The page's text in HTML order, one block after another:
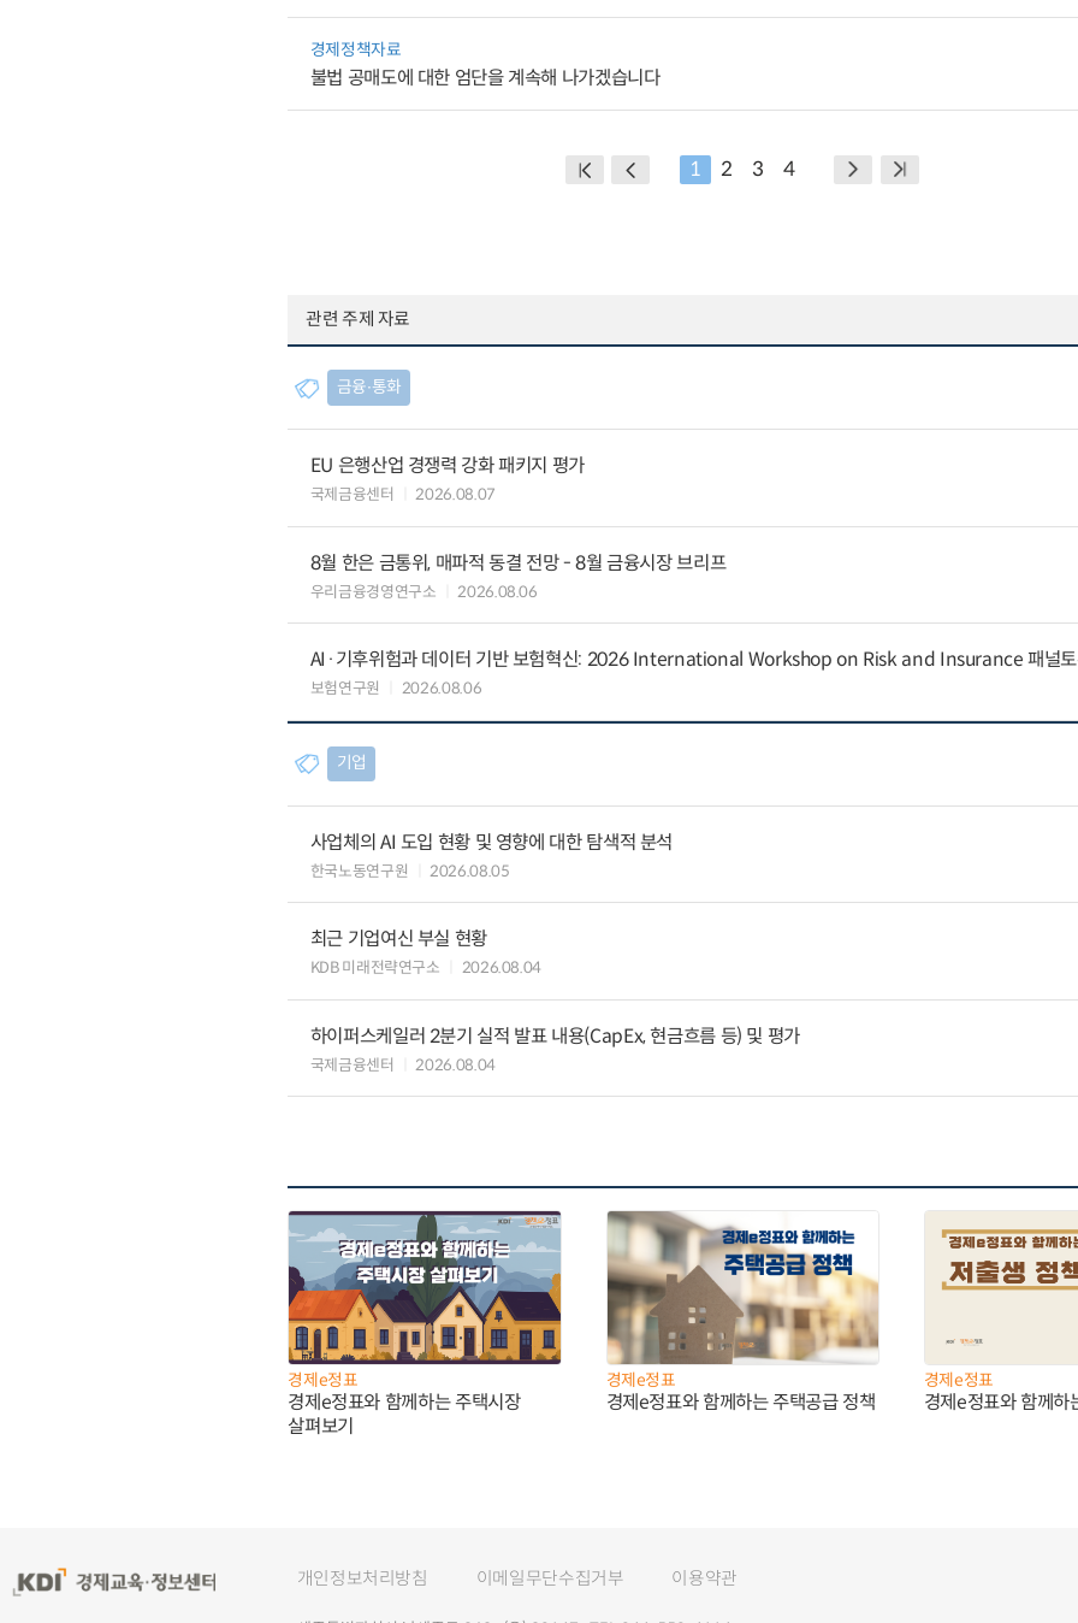
경제정책자료
불법 공매도에 대한 엄단을 계속해 나가겠습니다
1 2 3 4
관련 주제 자료
금융∙통화
EU 은행산업 경쟁력 강화 패키지 평가
국제금융센터 2026.08.07
8월 한은 금통위, 매파적 동결 전망 - 8월 금융시장 브리프
우리금융경영연구소 2026.08.06
AI·기후위험과 데이터 기반 보험혁신: 2026 International Workshop on Risk and Insurance 패널토
보험연구원 2026.08.06
기업
사업체의 AI 도입 현황 및 영향에 대한 탐색적 분석
한국노동연구원 2026.08.05
최근 기업여신 부실 현황
KDB 미래전략연구소 2026.08.04
하이퍼스케일러 2분기 실적 발표 내용(CapEx, 현금흐름 등) 및 평가
국제금융센터 2026.08.04
경제e정표
경제e정표와 함께하는 주택시장
살펴보기
경제e정표
경제e정표와 함께하는 주택공급 정책
경제e정표
경제e정표와 함께하
개인정보처리방침 이메일무단수집거부 이용약관